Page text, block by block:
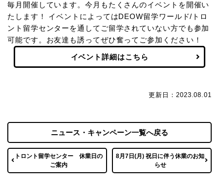
毎月開催しています。今月もたくさんのイベントを開催い
たします！ イベントによってはDEOW留学ワールド/トロ
ント留学センターを通してご留学されていない方でも参加
可能です。お友達も誘ってぜひ奮ってご参加ください！
イベント詳細はこちら
更新日：2023.08.01
トロント留学センター 休業日の
ご案内
ニュース・キャンペーン一覧へ戻る
8月7日(月) 祝日に伴う休業のお知
らせ